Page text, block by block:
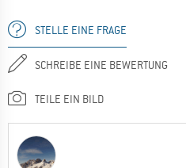
STELLE EINE FRAGE
SCHREIBE EINE BEWERTUNG
TEILE EIN BILD